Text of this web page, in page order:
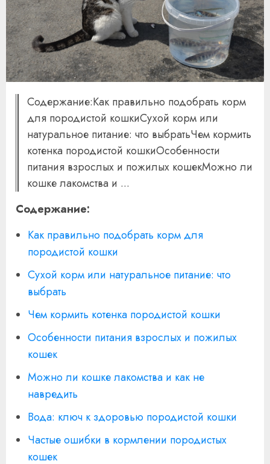
Содержание:Как правильно подобрать корм
для породистой кошкиСухой корм или
натуральное питание: что выбратьЧем кормить
котенка породистой кошкиОсобенности
питания взрослых и пожилых кошекМожно ли
кошке лакомства и ...
Содержание:
Как правильно подобрать корм для
породистой кошки
Сухой корм или натуральное питание: что
выбрать
Чем кормить котенка породистой кошки
Особенности питания взрослых и пожилых
кошек
Можно ли кошке лакомства и как не
навредить
Вода: ключ к здоровью породистой кошки
Частые ошибки в кормлении породистых
кошек